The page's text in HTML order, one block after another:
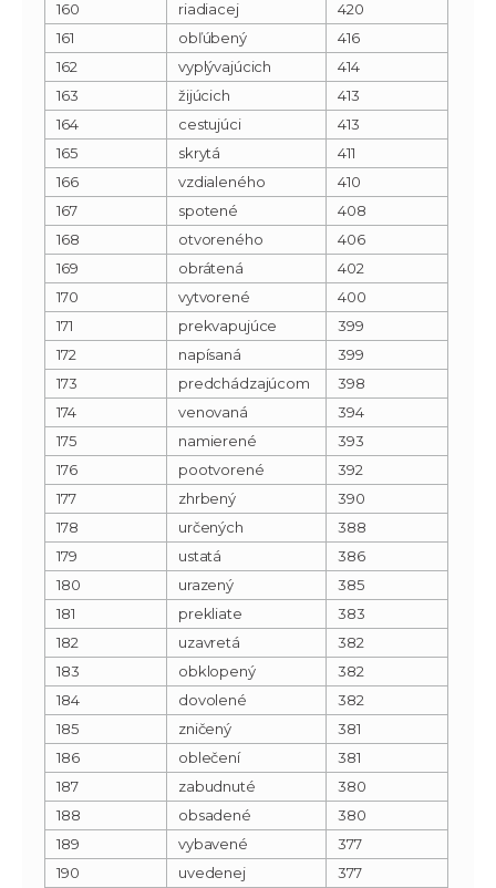
160 riadiacej
420
161
obľúbený
416
162
vyplývajúcich
414
163
žijúcich
413
164
cestujúci
413
165
skrytá
411
166
vzdialeného
410
167
spotené
408
168
otvoreného
406
169
obrátená
402
170
vytvorené
400
171
prekvapujúce
399
172
napísaná
399
173
predchádzajúcom
398
174
venovaná
394
175
namierené
393
176
pootvorené
392
177
zhrbený
390
178
určených
388
179
ustatá
386
180
urazený
385
181
prekliate
383
182
uzavretá
382
183
obklopený
382
184
dovolené
382
185
zničený
381
186
oblečení
381
187
zabudnuté
380
188
obsadené
380
189
vybavené
377
190
uvedenej
377